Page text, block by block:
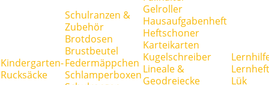
Kindergarten-
Rucksäcke
Schulranzen &
Zubehör
Brotdosen
Brustbeutel
Federmäppchen
Schlamperboxen
Gelroller
Hausaufgabenheft
Heftschoner
Karteikarten
Kugelschreiber
Lineale &
Geodreiecke
Lük